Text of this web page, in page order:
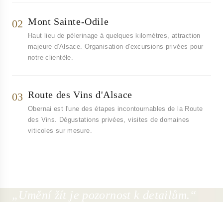
02 Mont Sainte-Odile
Haut lieu de pèlerinage à quelques kilomètres, attraction
majeure d'Alsace. Organisation d'excursions privées pour
notre clientèle.
03 Route des Vins d'Alsace
Obernai est l'une des étapes incontournables de la Route
des Vins. Dégustations privées, visites de domaines
viticoles sur mesure.
„Umění žít je pozornost k detailům.“